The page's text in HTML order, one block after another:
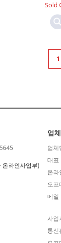
Sold
1
온라인사업부)
업
업체
대표
온라
오
메일
사
통신